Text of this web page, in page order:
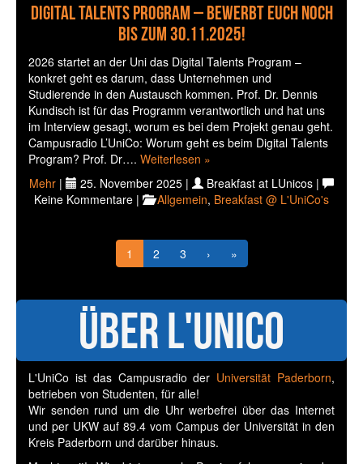
Digital Talents Program – Bewerbt euch noch
bis zum 30.11.2025!
2026 startet an der Uni das Digital Talents Program –
konkret geht es darum, dass Unternehmen und
Studierende in den Austausch kommen. Prof. Dr. Dennis
Kundisch ist für das Programm verantwortlich und hat uns
im Interview gesagt, worum es bei dem Projekt genau geht.
Campusradio L’UniCo: Worum geht es beim Digital Talents
Program? Prof. Dr…. Weiterlesen »
Mehr | 25. November 2025 |
Breakfast at LUnicos |
Keine Kommentare |
Allgemein, Breakfast @ L'UniCo's
1 2 3 › »
Über L'UniCo
L'UniCo ist das Campusradio der Universität Paderborn,
betrieben von Studenten, für alle!
Wir senden rund um die Uhr werbefrei über das Internet
und per UKW auf 89.4 vom Campus der Universität in den
Kreis Paderborn und darüber hinaus.